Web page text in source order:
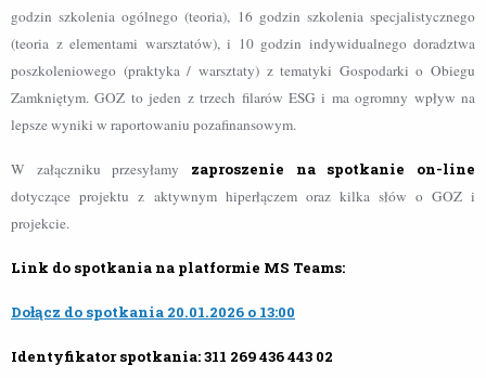
godzin szkolenia ogólnego (teoria), 16 godzin szkolenia specjalistycznego
(teoria z elementami warsztatów), i 10 godzin indywidualnego doradztwa
poszkoleniowego (praktyka / warsztaty) z tematyki Gospodarki o Obiegu
Zamkniętym. GOZ to jeden z trzech filarów ESG i ma ogromny wpływ na
lepsze wyniki w raportowaniu pozafinansowym.
W załączniku przesyłamy zaproszenie na spotkanie on-line
dotyczące projektu z aktywnym hiperłączem oraz kilka słów o GOZ i
projekcie.
Link do spotkania na platformie MS Teams:
Dołącz do spotkania 20.01.2026 o 13:00
Identyfikator spotkania: 311 269 436 443 02